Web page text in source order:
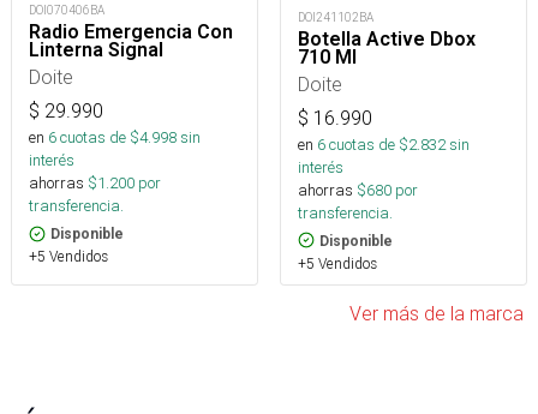
DOI070406BA
Radio Emergencia Con
Linterna Signal
Doite
$ 29.990
en 6cuotas de $4.998sin
interés
ahorras $1.200 por
transferencia.
Disponible
+5 Vendidos
DOI241102BA
Botella Active Dbox
710 Ml
Doite
$ 16.990
en 6cuotas de $2.832sin
interés
ahorras $680 por
transferencia.
Disponible
+5 Vendidos
Ver más de la marca